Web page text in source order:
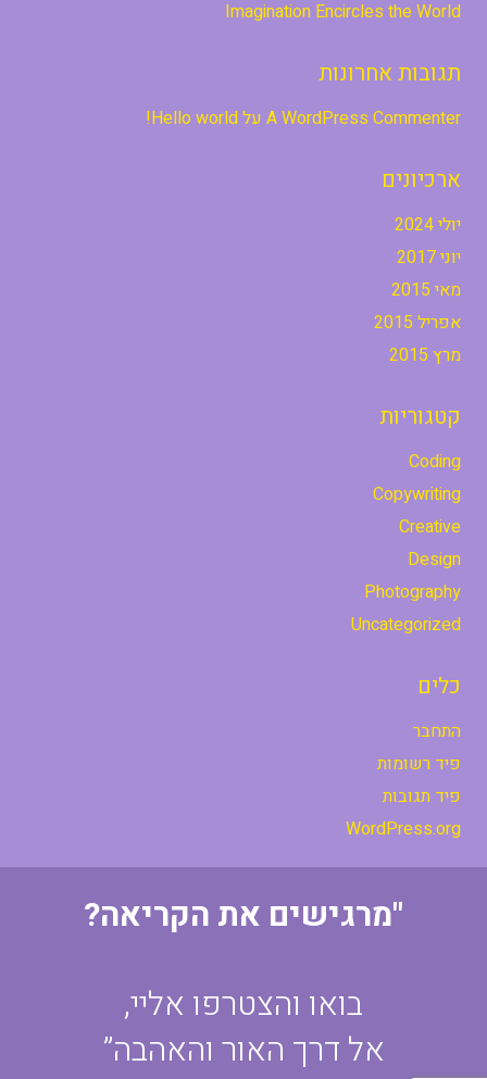
Imagination Encircles the World
תגובות אחרונות
A WordPress Commenter עלHello world!
ארכיונים
יולי 2024
יוני 2017
מאי 2015
אפריל 2015
מרץ 2015
קטגוריות
Coding
Copywriting
Creative
Design
Photography
Uncategorized
כלים
התחבר
פיד רשומות
פיד תגובות
WordPress.org
"מרגישים את הקריאה?
בואו והצטרפו אליי,
אל דרך האור והאהבה”